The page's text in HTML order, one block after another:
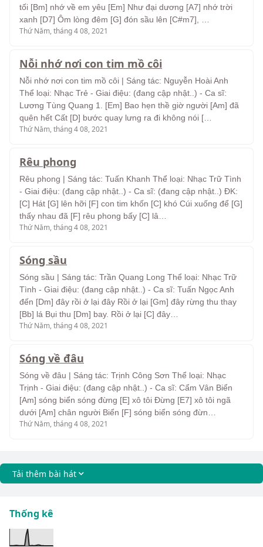
tối [Bm] nhớ về em yêu [Em] Như đại dương [A7] nhớ trời
xanh [D7] Ôm lòng đêm [G] đón sầu lên [C#m7], …
Thứ Năm, tháng 4 08, 2021
Nỗi nhớ nơi con tim mồ côi
Nỗi nhớ nơi con tim mồ côi | Sáng tác: Nguyễn Hoài Anh
Thể loại: Nhạc Trẻ - Giai điệu: (đang cập nhật..) - Ca sĩ:
Lương Tùng Quang 1. [Em] Bao hẹn thề giờ người [Am] đã
quên hết Cất [D] bước quay lưng ra đi không nói […
Thứ Năm, tháng 4 08, 2021
Rêu phong
Rêu phong | Sáng tác: Tuấn Khanh Thể loại: Nhạc Trữ Tình
- Giai điệu: (đang cập nhật..) - Ca sĩ: (đang cập nhật..) ĐK:
[C] Hát [G] lên hỡi [F] con tim khốn [C] khó Cúi xuống để [G]
thấy nhau đã [F] rêu phong bấy [C] lâ…
Thứ Năm, tháng 4 08, 2021
Sóng sầu
Sóng sầu | Sáng tác: Trần Quang Long Thể loại: Nhạc Trữ
Tình - Giai điệu: (đang cập nhật..) - Ca sĩ: Tuấn Ngọc Anh
đến [Dm] đây rồi ở lại đây Rồi ở lại [Gm] đây rừng thu thay
[Bb] lá Bụi thu [Dm] bay. Rồi ở lại [C] đây…
Thứ Năm, tháng 4 08, 2021
Sóng về đâu
Sóng về đâu | Sáng tác: Trịnh Công Sơn Thể loại: Nhạc
Trịnh - Giai điệu: (đang cập nhật..) - Ca sĩ: Cẩm Vân Biển
[Am] sóng biển sóng đừng [E] xô tôi Đừng [E7] xô tôi ngã
dưới [Am] chân người Biển [F] sóng biển sóng đừn…
Thứ Năm, tháng 4 08, 2021
Tải thêm bài hát
Thống kê